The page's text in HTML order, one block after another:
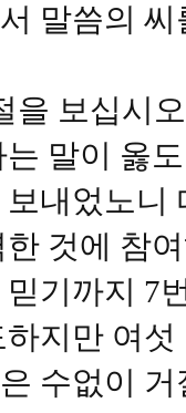
말씀의
을 보십시
는 말이 옳
보내었노니
한 것에 참
믿기까지 7
하지만 여
수없이